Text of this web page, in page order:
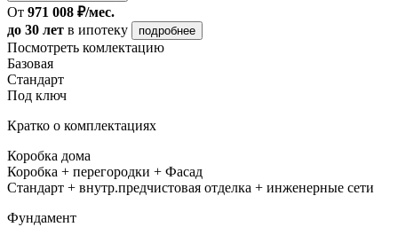
От 971 008 ₽/мес.
до 30 лет в ипотеку подробнее
Посмотреть комлектацию
Базовая
Стандарт
Под ключ
Кратко о комплектациях
Коробка дома
Коробка + перегородки + Фасад
Стандарт + внутр.предчистовая отделка + инженерные сети
Фундамент